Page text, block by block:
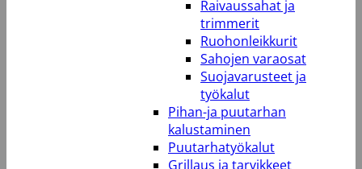
Raivaussahat ja
trimmerit
Ruohonleikkurit
Sahojen varaosat
Suojavarusteet ja
työkalut
Pihan-ja puutarhan
kalustaminen
Puutarhatyökalut
Grillaus ja tarvikkeet